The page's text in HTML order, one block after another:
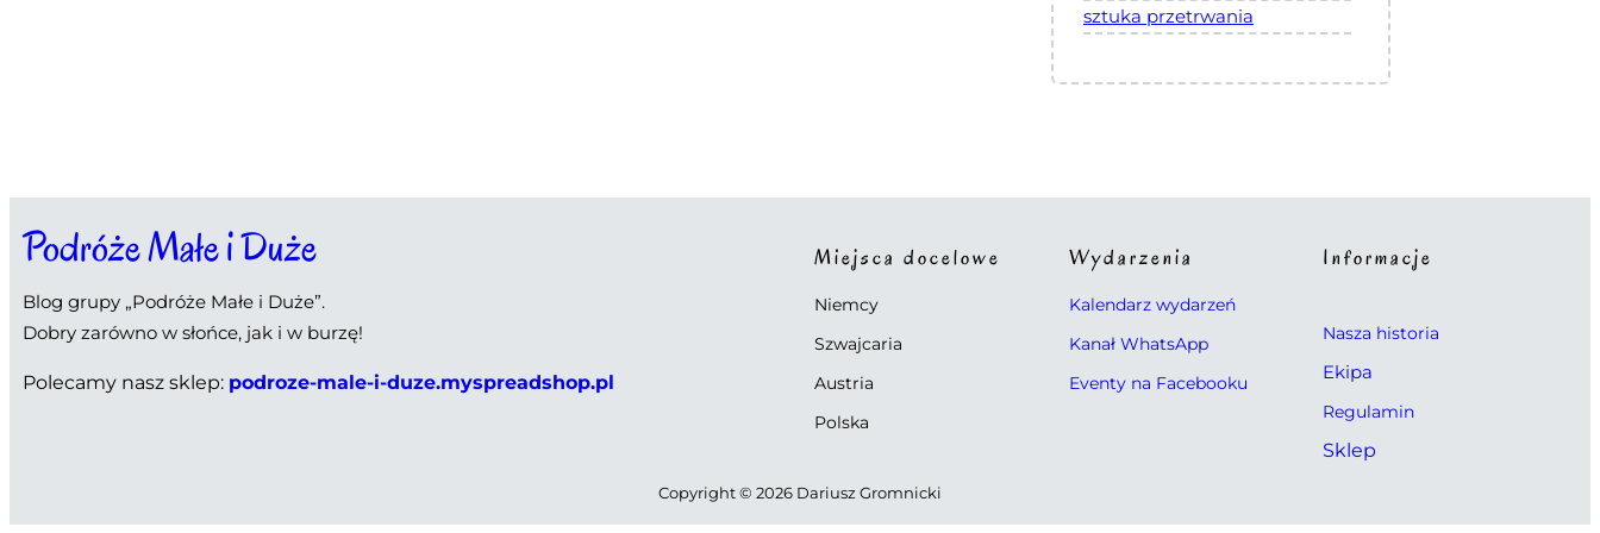
sztuka przetrwania
Podróże Małe i Duże
Blog grupy „Podróże Małe i Duże”.
Dobry zarówno w słońce, jak i w burzę!
Polecamy nasz sklep: podroze-male-i-duze.myspreadshop.pl
Miejsca docelowe
Niemcy
Szwajcaria
Austria
Polska
Wydarzenia
Kalendarz wydarzeń
Kanał WhatsApp
Eventy na Facebooku
Informacje
Nasza historia
Ekipa
Regulamin
Sklep
Copyright © 2026 Dariusz Gromnicki